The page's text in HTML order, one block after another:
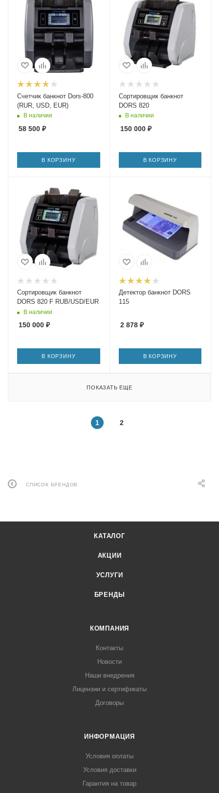
Счетчик банкнот Dors-800
(RUR, USD, EUR)
В наличии
58 500 ₽
В КОРЗИНУ
Сортировщик банкнот
DORS 820
В наличии
150 000₽
В КОРЗИНУ
Сортировщик банкнот
DORS 820 F RUB/USD/EUR
В наличии
150 000 ₽
В КОРЗИНУ
Детектор банкнот DORS
115
2 878₽
В КОРЗИНУ
ПОКАЗАТЬ ЕЩЕ
1 2
СПИСОК БРЕНДОВ
КАТАЛОГ
АКЦИИ
УСЛУГИ
БРЕНДЫ
КОМПАНИЯ
Контакты
Новости
Наши внедрения
Лицензии и сертификаты
Договоры
ИНФОРМАЦИЯ
Условия оплаты
Условия доставки
Гарантия на товар